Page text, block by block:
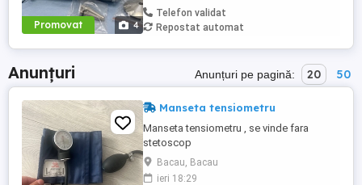
Promovat 4
Telefon validat
Repostat automat
Anunțuri Anunțuri pe pagină: 20 50
Manseta tensiometru
Manseta tensiometru , se vinde fara
stetoscop
Bacau, Bacau
ieri 18:29